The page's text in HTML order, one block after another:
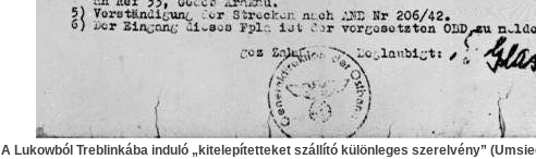
A Lukowból Treblinkába induló „kitelepítetteket szállító különleges szerelvény”